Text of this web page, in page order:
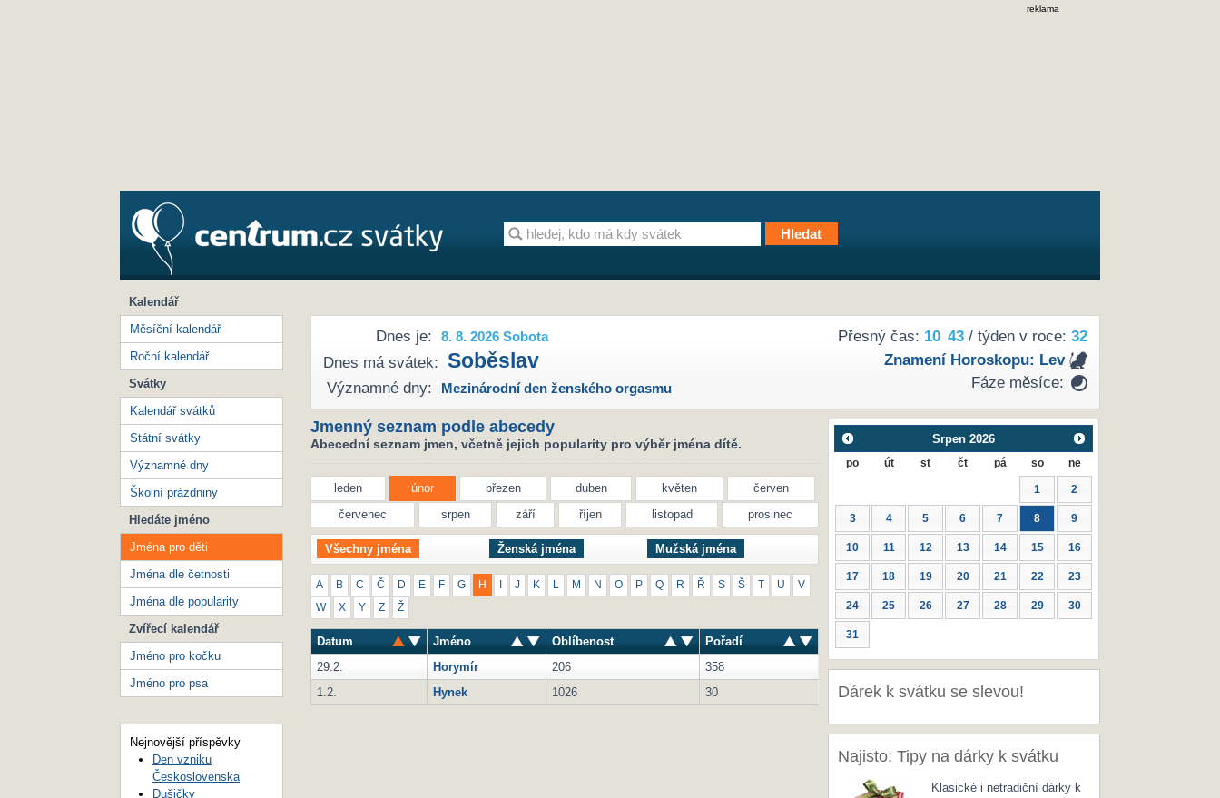
reklama
Přesný čas: 10 43/ týden v roce: 32
Znamení Horoskopu: Lev
Fáze měsíce:
Dnes je: 8. 8. 2026 Sobota
Dnes má svátek: Soběslav
Významné dny: Mezinárodní den ženského orgasmu
Jmenný seznam podle abecedy
Abecední seznam jmen, včetně jejich popularity pro výběr jména dítě.
leden únor březen duben květen
červen
červenec
srpen září říjen listopad prosinec
Všechny jména Ženská jména Mužská jména
A B C Č D E F G H J K M N O P Q R Ř S Š T U V
W X Y Z Ž
Datum Jméno Oblíbenost
Pořadí
29.2.
Horymír 206
358
1.2.
Hynek 1026 30
Srpen 2026
po út st čt pá so ne
1 2
3 4 5 6 7 8 9
10 11 12 13 14 15 16
17 18 19 20 21 22 23
24 25 26 27 28 29 30
31
Dárek k svátku se slevou!
Najisto: Tipy na dárky k svátku
Klasické i netradiční dárky k
Kalendář
Měsíční kalendář
Roční kalendář
Svátky
Kalendář svátků
Státní svátky
Významné dny
Školní prázdniny
Hledáte jméno
Jména pro děti
Jména dle četnosti
Jména dle popularity
Zvířecí kalendář
Jméno pro kočku
Jméno pro psa
Nejnovější příspěvky
Den vzniku
Československa
Dušičky